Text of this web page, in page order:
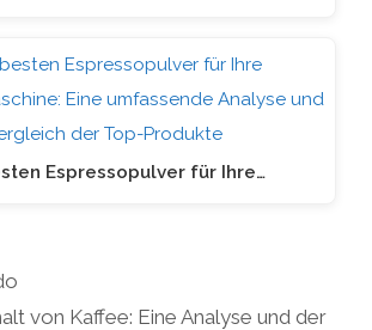
Espressopulver für Ihre…
von Kaffee: Eine Analyse und der